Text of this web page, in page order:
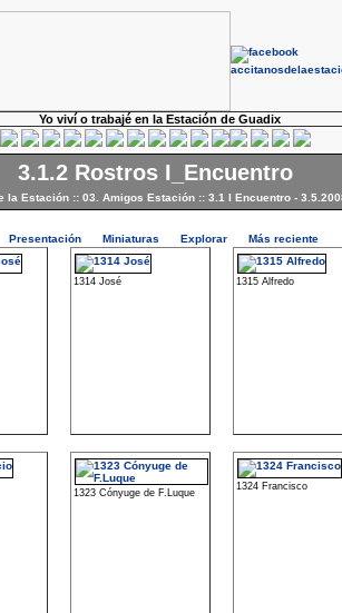
Yo viví o trabajé en la Estación de Guadix
3.1.2 Rostros I_Encuentro
la Estación:: 03. Amigos Estación:: 3.1 I Encuentro -
Presentación Miniaturas Explorar Más reciente
1314 José 1315 Alfredo
1323 Cónyuge de F.Luque
1324 Francisco